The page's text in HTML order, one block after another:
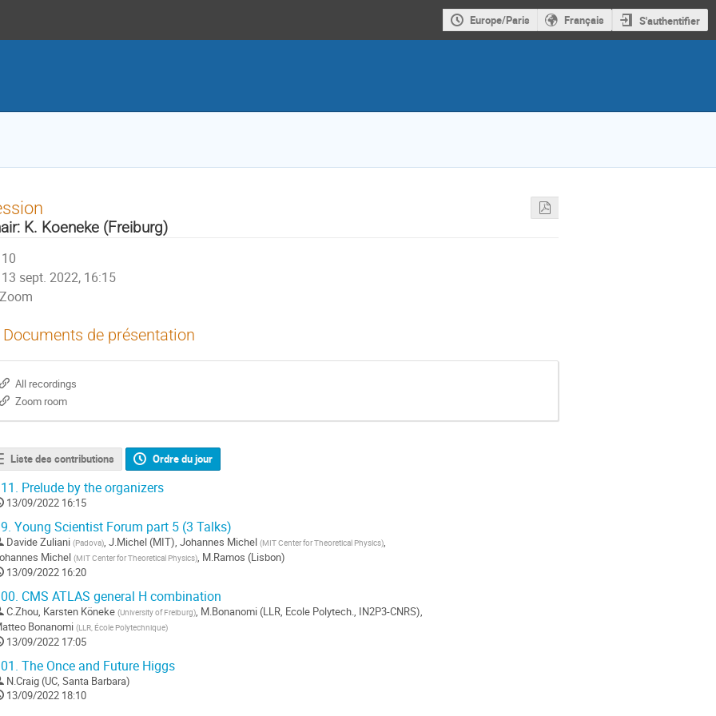
Europe/Paris Français S'authentifier
K. Koeneke (Freiburg)
10
13 sept. 2022, 16:15
Zoom
Documents de présentation
All recordings
Zoom room
Liste des contributions Ordre du jour
Prelude by the organizers
13/09/2022 16:15
Young Scientist Forum part 5 (3 Talks)
Davide Zuliani (Padova) J.Michel (MIT) Johannes Michel (MIT Center for Theoretical Physics)
Michel (MIT Center for Theoretical Physics) M.Ramos (Lisbon)
13/09/2022 16:20
CMS ATLAS general H combination
C.Zhou Karsten Köneke (University of Freiburg) M.Bonanomi (LLR, Ecole Polytech., IN2P3-CNRS)
Bonanomi (LLR, École Polytechnique)
13/09/2022 17:05
The Once and Future Higgs
N.Craig (UC, Santa Barbara)
13/09/2022 18:10